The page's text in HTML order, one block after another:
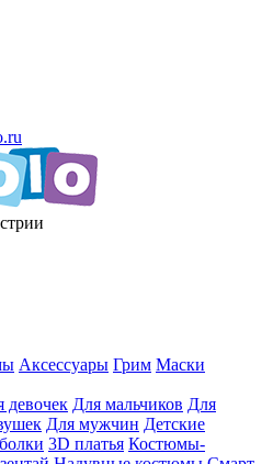
Аксессуары Грим Маски
девочек Для мальчиков Для
Для мужчин Детские
3D платья Костюмы-